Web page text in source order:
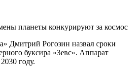
планеты конкурируют за космос
Дмитрий Рогозин назвал сроки
буксира «Зевс». Аппарат
году.